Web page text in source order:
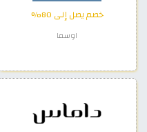
خصم يصل إلى 80%
اوسما